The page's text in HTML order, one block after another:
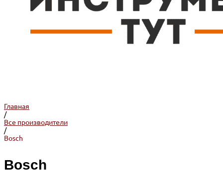
Главная
/
Все производители
/
Bosch
Bosch